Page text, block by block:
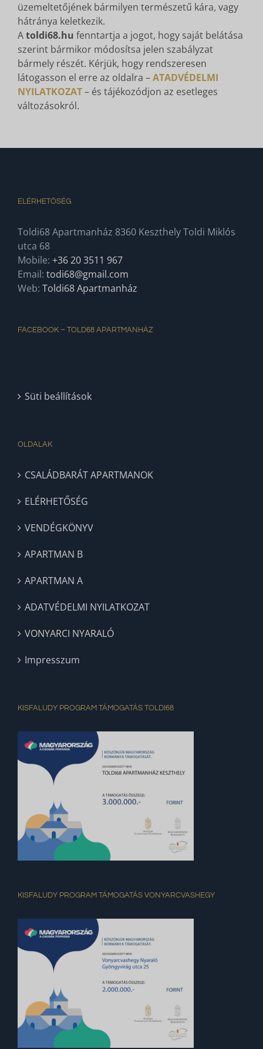
üzemeltetőjének bármilyen természetű kára, vagy
hátránya keletkezik.
Atoldi68.hu fenntartja a jogot, hogy saját belátása
szerint bármikor módosítsa jelen szabályzat
bármely részét. Kérjük, hogy rendszeresen
látogasson el erre az oldalra –ATADVÉDELMI
NYILATKOZAT– és tájékozódjon az esetleges
változásokról.
ELÉRHETŐSÉG
Toldi68 Apartmanház 8360 Keszthely Toldi Miklós
utca 68
Mobile: +36 20 3511 967
Email: todi68@gmail.com
Web: Toldi68 Apartmanház
FACEBOOK – TOLD68 APARTMANHÁZ
Süti beállítások
OLDALAK
CSALÁDBARÁT APARTMANOK
ELÉRHETŐSÉG
VENDÉGKÖNYV
APARTMAN B
APARTMAN A
ADATVÉDELMI NYILATKOZAT
VONYARCI NYARALÓ
Impresszum
KISFALUDY PROGRAM TÁMOGATÁS TOLDI68
KISFALUDY PROGRAM TÁMOGATÁS VONYARCVASHEGY